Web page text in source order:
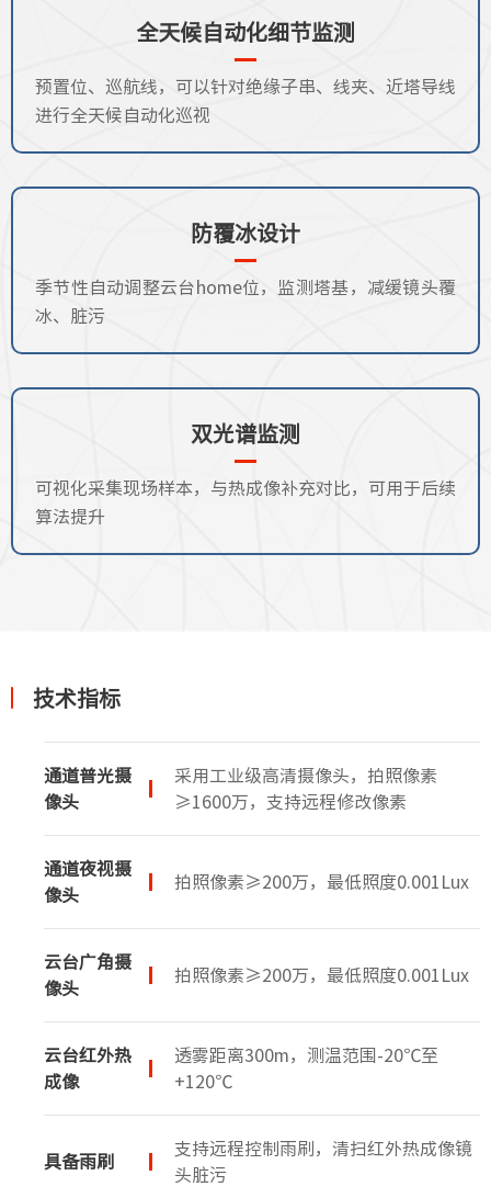
全天候自动化细节监测
预置位、巡航线，可以针对绝缘子串、线夹、近塔导线
进行全天候自动化巡视
防覆冰设计
季节性自动调整云台home位，监测塔基，减缓镜头覆
冰、脏污
双光谱监测
可视化采集现场样本，与热成像补充对比，可用于后续
算法提升
技术指标
通道普光摄
像头
采用工业级高清摄像头，拍照像素
≥1600万，支持远程修改像素
通道夜视摄
像头
拍照像素≥200万，最低照度0.001Lux
云台广角摄
像头
拍照像素≥200万，最低照度0.001Lux
云台红外热
成像
透雾距离300m，测温范围-20℃至
+120℃
具备雨刷
支持远程控制雨刷，清扫红外热成像镜
头脏污